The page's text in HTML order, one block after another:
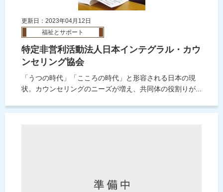
更新日：2023年04月12日
福祉とサポート
特定非営利活動法人日本インテグラル・カウ
ンセリング協会
「うつの時代」「こころの時代」と形容される日本の現
状。カウンセリングのニーズが増え、共同体の役割りが...